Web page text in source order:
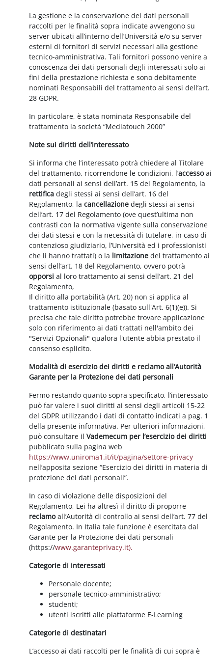
La gestione e la conservazione dei dati personali
raccolti per le finalità sopra indicate avvengono su
server ubicati all’interno dell’Università e/o su server
esterni di fornitori di servizi necessari alla gestione
tecnico-amministrativa. Tali fornitori possono venire a
conoscenza dei dati personali degli interessati solo ai
fini della prestazione richiesta e sono debitamente
nominati Responsabili del trattamento ai sensi dell’art.
28 GDPR.
In particolare, è stata nominata Responsabile del
trattamento la società “Mediatouch 2000”
Note sui diritti dell’interessato
Si informa che l’interessato potrà chiedere al Titolare
del trattamento, ricorrendone le condizioni, l’accessoai
dati personali ai sensi dell’art. 15 del Regolamento, la
rettificadegli stessi ai sensi dell’art. 16 del
Regolamento, lacancellazione degli stessi ai sensi
dell’art. 17 del Regolamento (ove quest’ultima non
contrasti con la normativa vigente sulla conservazione
dei dati stessi e con la necessità di tutelare, in caso di
contenzioso giudiziario, l’Università ed i professionisti
che li hanno trattati) o la limitazione del trattamento ai
sensi dell’art. 18 del Regolamento, ovvero potrà
opporsi al loro trattamento ai sensi dell’art. 21 del
Regolamento,
Il diritto alla portabilità (Art. 20) non si applica al
trattamento istituzionale (basato sull'Art. 6(1)(e)). Si
precisa che tale diritto potrebbe trovare applicazione
solo con riferimento ai dati trattati nell'ambito dei
"Servizi Opzionali" qualora l'utente abbia prestato il
consenso esplicito.
Modalità di esercizio dei diritti e reclamo all’Autorità
Garante per la Protezione dei dati personali
Fermo restando quanto sopra specificato, l’interessato
può far valere i suoi diritti ai sensi degli articoli 15-22
del GDPR utilizzando i dati di contatto indicati a pag. 1
della presente informativa. Per ulteriori informazioni,
può consultare ilVademecum per l’esercizio dei diritti
pubblicato sulla pagina web
https://www.uniroma1.it/it/pagina/settore-privacy
nell’apposita sezione “Esercizio dei diritti in materia di
protezione dei dati personali”.
In caso di violazione delle disposizioni del
Regolamento, Lei ha altresì il diritto di proporre
reclamoall’Autorità di controllo ai sensi dell’art. 77 del
Regolamento. In Italia tale funzione è esercitata dal
Garante per la Protezione dei dati personali
(https://www.garanteprivacy.it).
Categorie di interessati
Personale docente;
personale tecnico-amministrativo;
studenti;
utenti iscritti alle piattaforme E-Learning
Categorie di destinatari
L’accesso ai dati raccolti per le finalità di cui sopra è